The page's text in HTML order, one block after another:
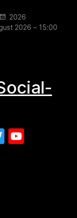
2026
2026 – 15:00
Twitter